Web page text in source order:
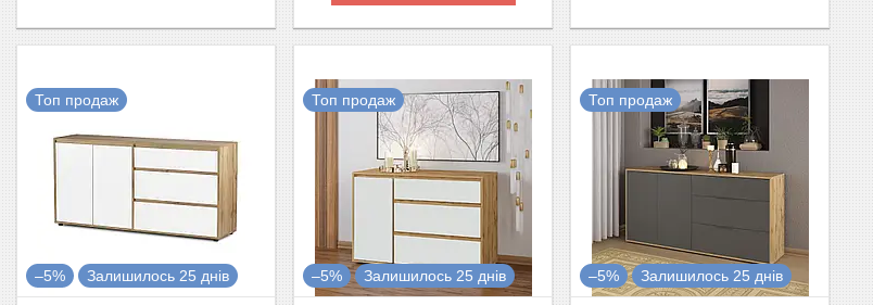
Топ продаж
–5% Залишилось 25 днів
Топ продаж
–5% Залишилось 25 днів
Топ продаж
–5% Залишилось 25 днів